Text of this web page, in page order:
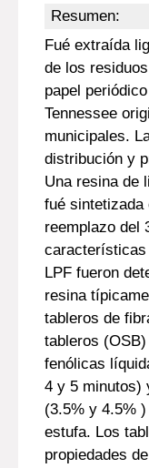
Resumen:
Fué extraída
de los
papel
Tennessee
municipales.
distribución y
Una resina de
fué sintetizada
reemplazo del
características
LPF fueron
resina
tableros de
tableros
fenólicas
4 y 5 minutos)
(3.5% y 4.5%
estufa. Los
propiedades